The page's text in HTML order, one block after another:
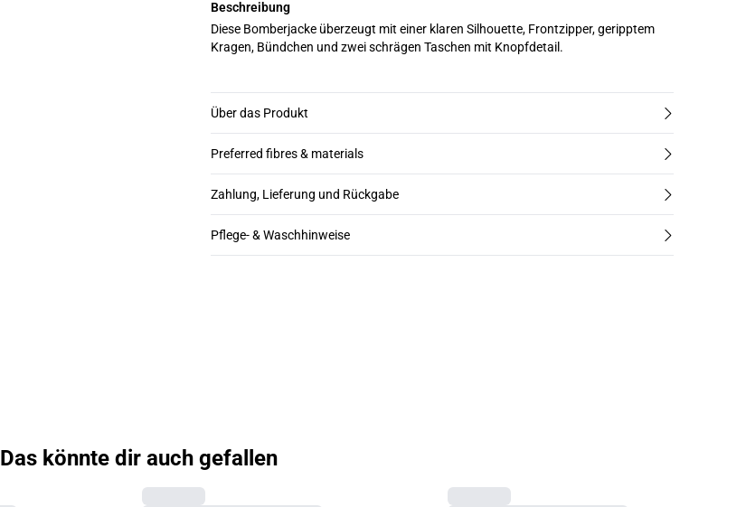
Beschreibung
Diese Bomberjacke überzeugt mit einer klaren Silhouette, Frontzipper, geripptem
Kragen, Bündchen und zwei schrägen Taschen mit Knopfdetail.
Über das Produkt
Preferred fibres & materials
Zahlung, Lieferung und Rückgabe
Pflege- & Waschhinweise
Das könnte dir auch gefallen